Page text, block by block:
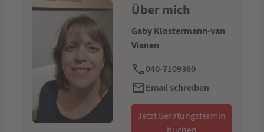
Über mich
Gaby Klostermann-van
Vianen
040-7109360
Email schreiben
Jetzt Beratungstermin